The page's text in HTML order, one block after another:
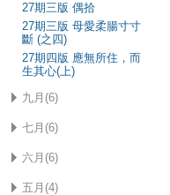
27期三版 偶拾
27期三版 母愛柔腸寸寸
斷 (之四)
27期四版 應無所住，而
生其心(上)
九月(6)
七月(6)
六月(6)
五月(4)